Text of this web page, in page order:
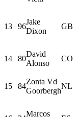
13 96
Jake
Dixon
GB
14 80
David
Alonso
CO
15 84
Zonta Vd
Goorbergh
NL
Marcos